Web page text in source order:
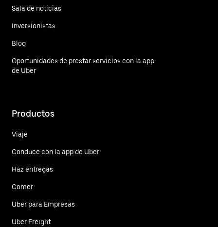
Sala de noticias
Inversionistas
Blog
Oportunidades de prestar servicios con la app
de Uber
Productos
Viaje
Conduce con la app de Uber
Haz entregas
Comer
Uber para Empresas
Uber Freight